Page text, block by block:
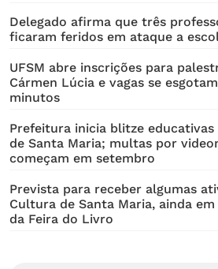
Delegado afirma que três
ficaram feridos em ataque a
UFSM abre inscrições para
Cármen Lúcia e vagas se
minutos
Prefeitura inicia blitze
de Santa Maria; multas por
começam em setembro
Prevista para receber algumas
Cultura de Santa Maria, ainda
da Feira do Livro